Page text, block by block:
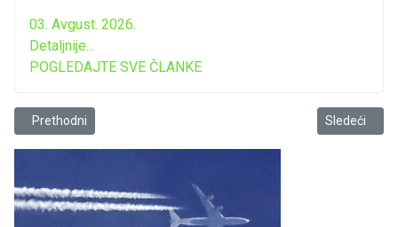
03. Avgust. 2026.
Detaljnije...
POGLEDAJTE SVE ČLANKE
Prethodni članak: Pojačane kontrole taxi prevoza, posebno u dane
Prethodni Sledeći
Sledeći